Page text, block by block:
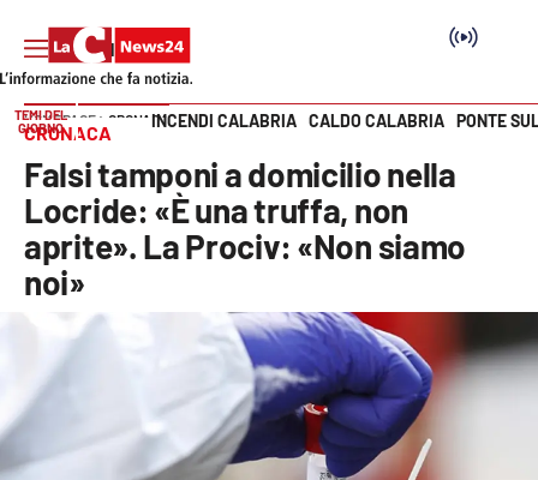
SEZIONI
Cronaca
Politica
Attualità
Economia e lavoro
Vai
TEMI DEL
GIORNO
INCENDI CALABRIA CALDO CALABRIA PONTE
HOME PAGE CRONACA
CRONACA
Falsi tamponi a domicilio nella
Locride: «È una truffa, non
aprite». La Prociv: «Non siamo
noi»